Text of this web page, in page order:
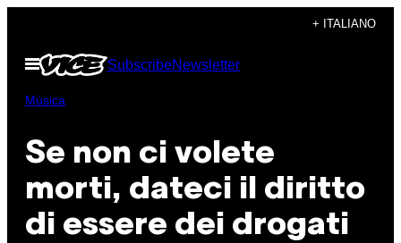
contenuto
+ ITALIANO
Apri
SubscribeNewsletter
Música
Se non ci volete
morti, dateci il diritto
di essere dei drogati